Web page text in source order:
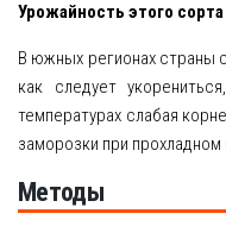
Урожайность этого
В южных регионах страны
как следует
температурах слабая
заморозки при прохладном
Методы